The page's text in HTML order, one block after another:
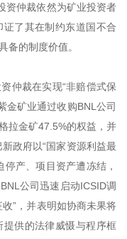
资仲裁依然为矿业投资者
了其在制约东道国不合
备的制度价值。
仲裁在实现“非赔偿式保
金矿业通过收购BNL公司
拉金矿47.5%的权益，并
政府以“国家资源利益最
产、项目资产遭冻结，
公司迅速启动ICSID调
”，并表明如协商未果将
供的法律威慑与程序框